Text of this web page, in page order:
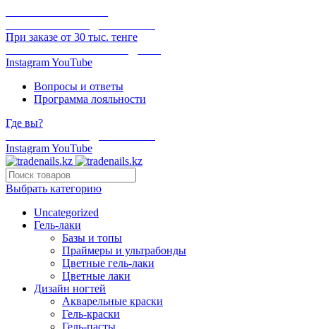
При заказе от 30 тыс. тенге
InstagramYouTube
Вопросы и ответы
Программа лояльности
Где вы?
InstagramYouTube
Выбрать категорию
Uncategorized
Гель-лаки
Базы и топы
Праймеры и ультрабонды
Цветные гель-лаки
Цветные лаки
Дизайн ногтей
Акварельные краски
Гель-краски
Гель-пасты